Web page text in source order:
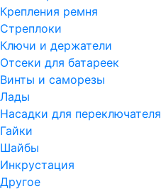
Крепления ремня
Стреплоки
Ключи и держатели
Отсеки для батареек
Винты и саморезы
Лады
Насадки для переключателя
Гайки
Шайбы
Инкрустация
Другое